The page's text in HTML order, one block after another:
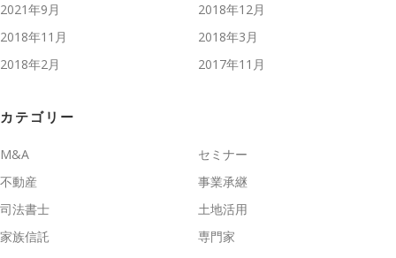
2021年9月
2018年12月
2018年11月
2018年3月
2018年2月
2017年11月
カテゴリー
M&A
セミナー
不動産
事業承継
司法書士
土地活用
家族信託
専門家